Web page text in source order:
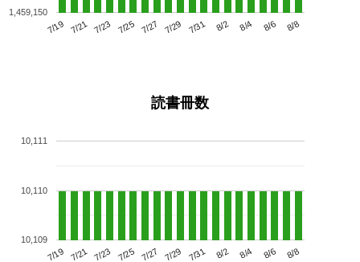
7/19 7/21 7/23 7/25 7/27 7/29 7/31 8/2 8/4 8/6 8/8
1,459,150
読書冊数
7/19 7/21 7/23 7/25 7/27 7/29 7/31 8/2 8/4 8/6 8/8
10,109
10,110
10,111